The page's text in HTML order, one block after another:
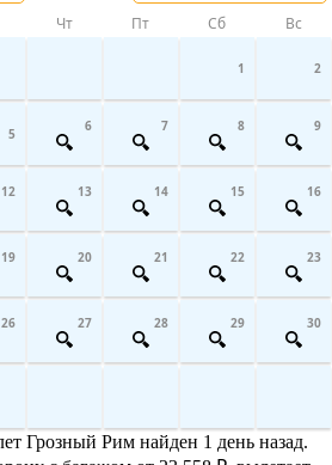
Чт Пт Сб Вс
1 2
5 6 7 8 9
12 13 14 15 16
19 20 21 22 23
26 27 28 29 30
Грозный Рим найден 1 день назад.